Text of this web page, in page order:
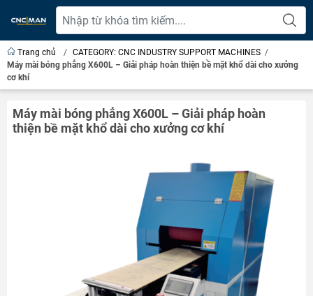
Trang chủ / CATEGORY: CNC INDUSTRY SUPPORT MACHINES /
Máy mài bóng phẳng X600L – Giải pháp hoàn thiện bề mặt khổ dài cho xưởng
cơ khí
Máy mài bóng phẳng X600L – Giải pháp hoàn
thiện bề mặt khổ dài cho xưởng cơ khí